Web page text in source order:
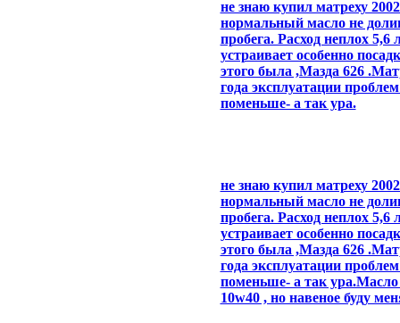
не знаю купил матреху
нормальный масло не
пробега. Расход неплох 5,6
устраивает особенно
этого была ,Мазда 626
года эксплуатации
поменьше- а так ура.
не знаю купил матреху
нормальный масло не
пробега. Расход неплох 5,6
устраивает особенно
этого была ,Мазда 626
года эксплуатации
поменьше- а так
10w40 , но навеное буду